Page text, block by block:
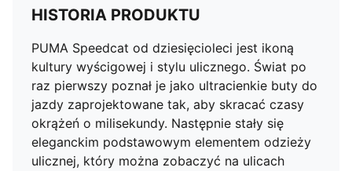
HISTORIA PRODUKTU
PUMA Speedcat od dziesięcioleci jest ikoną
kultury wyścigowej i stylu ulicznego. Świat po
raz pierwszy poznał je jako ultracienkie buty do
jazdy zaprojektowane tak, aby skracać czasy
okrążeń o milisekundy. Następnie stały się
eleganckim podstawowym elementem odzieży
ulicznej, który można zobaczyć na ulicach